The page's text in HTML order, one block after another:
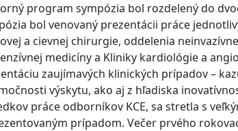
program sympózia bol rozdelený do
bol venovaný prezentácii práce
a cievnej chirurgie, oddelenia
medicíny a Kliniky kardiológie a
zaujímavých klinických prípadov –
výskytu, ako aj z hľadiska
práce odborníkov KCE, sa stretla s
prípadom. Večer prvého